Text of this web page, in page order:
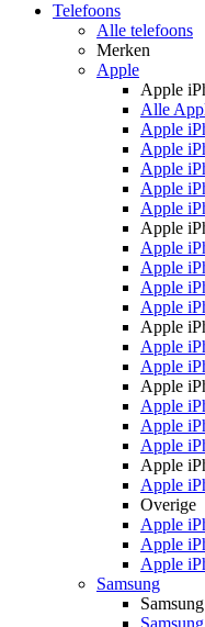
Telefoons
Alle telefoons
Merken
Apple
Apple
Alle
Apple
Apple
Apple
Apple
Apple
Apple
Apple
Apple
Apple
Apple
Apple
Apple
Apple
Apple
Apple
Apple
Apple
Apple
Apple
Overige
Apple
Apple
Apple
Samsung